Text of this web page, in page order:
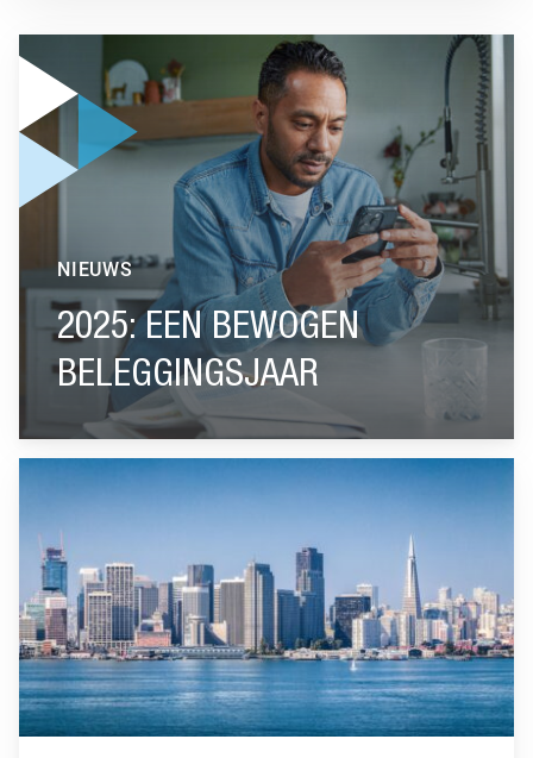
GA NAAR “2025: EEN BEWOGEN BELEGGINGSJAAR”
2025: EEN BEWOGEN
BELEGGINGSJAAR
NIEUWS
GA NAAR “TERUGBLIK BELEGGINGSJAAR 2024”